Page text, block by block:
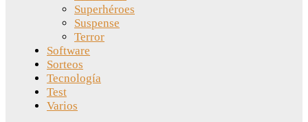
Superhéroes
Suspense
Terror
Software
Sorteos
Tecnología
Test
Varios